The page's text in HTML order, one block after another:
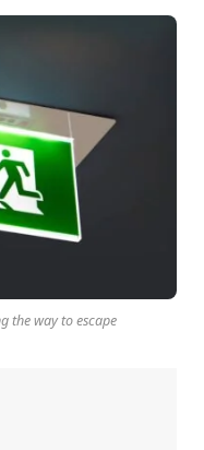
the way to escape